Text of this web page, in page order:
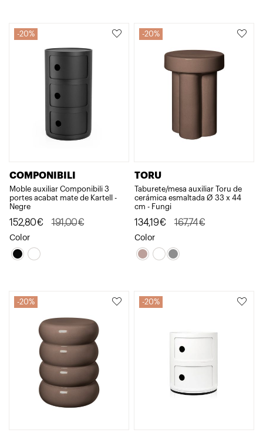
era:
és:
20%
COMPONIBILI
Moble auxiliar Componibili 3
portes acabat mate de Kartell -
Negre
191,00€
El
preu
original
152,80€
El
preu
actual
Color
20%
TORU
Taburete/mesa auxiliar Toru de
cerámica esmaltada Ø 33 x 44
cm - Fungi
167,74€
El
preu
original
134,19€
El
preu
actual
Color
20% 20%